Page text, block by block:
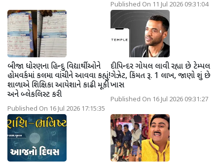
Published On 11 Jul 2026 09:31:04
બીજા ધોરણના હિન્દુ વિદ્યાર્થીઓને
હોમવર્કમાં કલમા વાંચીને આવવા કહ્યું!
શાળાએ શિક્ષિકા આયેશાને કાઢી મૂકી
અને બ્લેકલિસ્ટ કરી
Published On 16 Jul 2026 17:15:35
દીપિન્દર ગોયલ લાવી રહ્યા છે ટેમ્પલ
ગેઝેટ, કિંમત રૂ. 1 લાખ, જાણો શું છે
ખાસ
Published On 16 Jul 2026 09:31:27